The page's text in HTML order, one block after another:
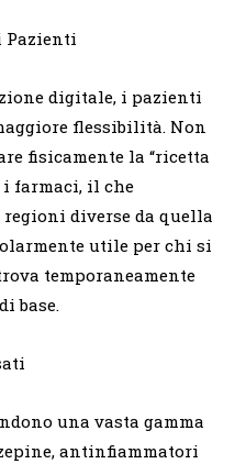
Pazienti
digitale, i pazienti
flessibilità. Non
fisicamente la “ricetta
i farmaci, il che
diverse da quella
utile per chi si
temporaneamente
base.
una vasta gamma
antinfiammatori